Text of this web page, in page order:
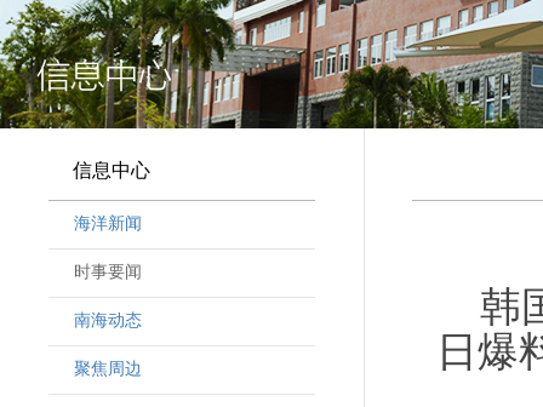
信息中心
海洋新闻
时事要闻
南海动态
聚焦周边
韩
日爆